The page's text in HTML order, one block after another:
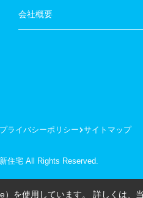
会社概要
プライバシーポリシー サイトマップ
住宅 All Rights Reserved.
を使用しています。 詳しくは、